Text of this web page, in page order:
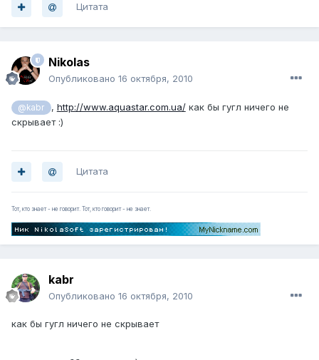
Цитата
Nikolas
Опубликовано 16 октября, 2010
@kabr , http://www.aquastar.com.ua/как бы гугл ничего не
скрывает :)
Цитата
Тот, кто знает - не говорит. Тот, кто говорит - не знает.
kabr
Опубликовано 16 октября, 2010
как бы гугл ничего не скрывает